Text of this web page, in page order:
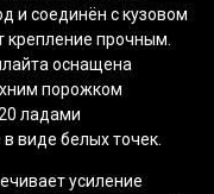
и соединён с кузовом
прочным.
оснащена
порожком
ладами
виде белых точек.
усиление